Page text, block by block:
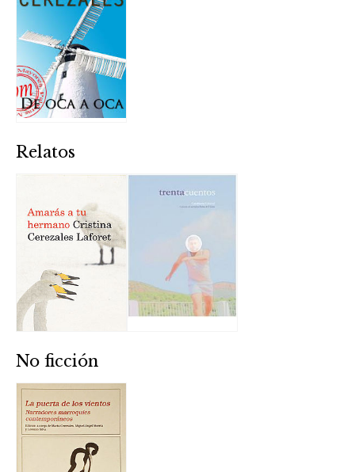
Relatos
No ficción